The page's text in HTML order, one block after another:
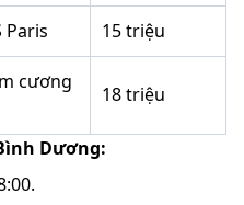
Paris 15 triệu
cương
18 triệu
Dương: